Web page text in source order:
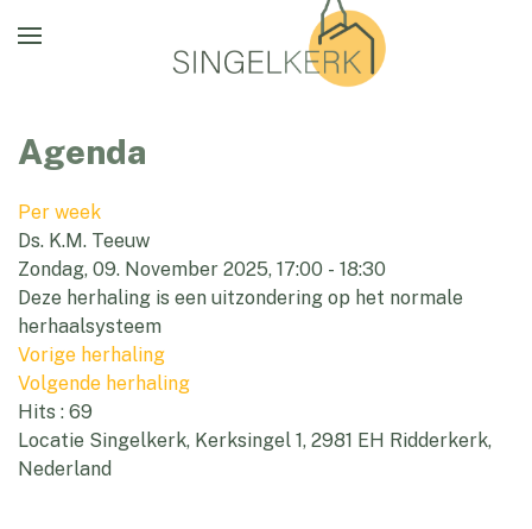
Agenda
Per week
Ds. K.M. Teeuw
Zondag, 09. November 2025, 17:00 - 18:30
Deze herhaling is een uitzondering op het normale
herhaalsysteem
Vorige herhaling
Volgende herhaling
Hits : 69
Locatie Singelkerk, Kerksingel 1, 2981 EH Ridderkerk,
Nederland